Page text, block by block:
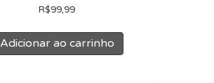
R$99,99
Adicionar ao carrinho